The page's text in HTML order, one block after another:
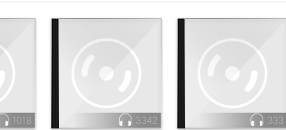
1018 3342 333